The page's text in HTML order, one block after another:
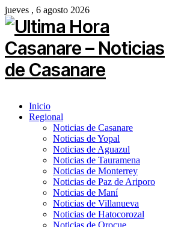
jueves , 6 agosto 2026
Inicio
Regional
Noticias de Casanare
Noticias de Yopal
Noticias de Aguazul
Noticias de Tauramena
Noticias de Monterrey
Noticias de Paz de Ariporo
Noticias de Maní
Noticias de Villanueva
Noticias de Hatocorozal
Noticias de Orocue